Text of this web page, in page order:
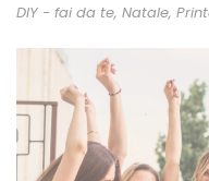
DIY - fai da te, Natale,